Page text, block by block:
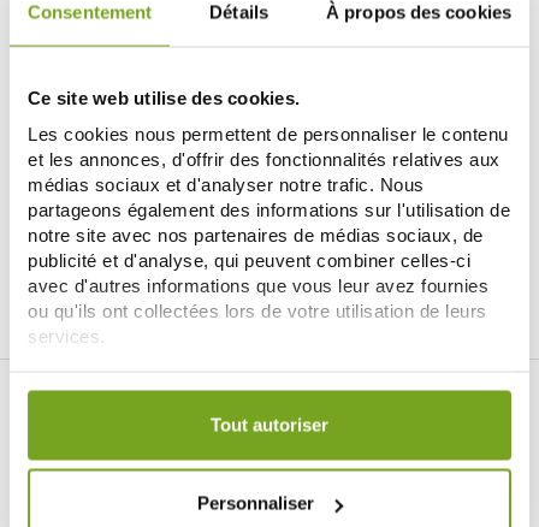
Consentement Détails À propos des cookies
Ce site web utilise des cookies.
Les cookies nous permettent de personnaliser le contenu
et les annonces, d'offrir des fonctionnalités relatives aux
médias sociaux et d'analyser notre trafic. Nous
partageons également des informations sur l'utilisation de
notre site avec nos partenaires de médias sociaux, de
publicité et d'analyse, qui peuvent combiner celles-ci
avec d'autres informations que vous leur avez fournies
ou qu'ils ont collectées lors de votre utilisation de leurs
services.
Votre choix de consentement est conservé pendant une
Tout autoriser
Personnaliser
WELEDA
WELEDA BAUME APRES RASAGE
100 ML
13,95 €
12,55 €
ДОБАВИТЬ В КОРЗИНУ
Je souhaite m'inscrire à la newsletter